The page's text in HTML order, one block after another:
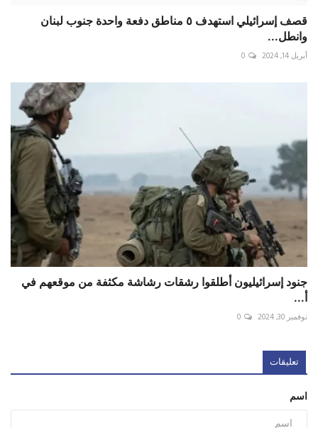
قصف إسرائيلي استهدف ٥ مناطق دفعة واحدة جنوب لبنان
وانطل...
أبريل 14, 2024 0
جنود إسرائيليون أطلقوا رشقات رشاشة مكثفة من موقعهم في
أ...
نوفمبر 30, 2024 0
تعليقات
اسم